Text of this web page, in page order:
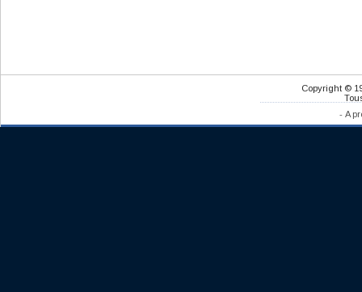
Copyright ©
- A